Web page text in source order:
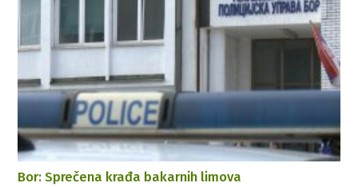
Bor: Sprečena krađa bakarnih limova